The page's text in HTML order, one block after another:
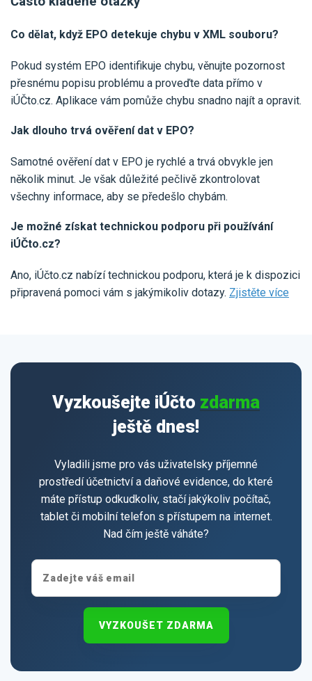
Co dělat, když EPO detekuje chybu v XML souboru?
Pokud systém EPO identifikuje chybu, věnujte pozornost
přesnému popisu problému a proveďte data přímo v
iÚČto.cz. Aplikace vám pomůže chybu snadno najít a opravit.
Jak dlouho trvá ověření dat v EPO?
Samotné ověření dat v EPO je rychlé a trvá obvykle jen
několik minut. Je však důležité pečlivě zkontrolovat
všechny informace, aby se předešlo chybám.
Je možné získat technickou podporu při používání
iÚČto.cz?
Ano, iÚčto.cz nabízí technickou podporu, která je k dispozici
připravená pomoci vám s jakýmikoliv dotazy. Zjistěte více
Vyzkoušejte iÚčto zdarma
ještě dnes!
Vyladili jsme pro vás uživatelsky příjemné
prostředí účetnictví a daňové evidence, do které
máte přístup odkudkoliv, stačí jakýkoliv počítač,
tablet či mobilní telefon s přístupem na internet.
Nad čím ještě váháte?
VYZKOUŠET ZDARMA